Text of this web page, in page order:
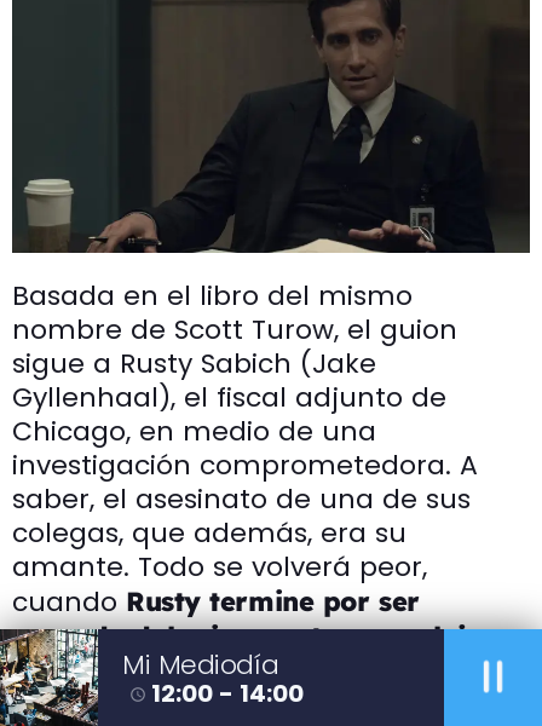
Basada en el libro del mismo
nombre de Scott Turow, el guion
sigue a Rusty Sabich (Jake
Gyllenhaal), el fiscal adjunto de
Chicago, en medio de una
investigación comprometedora. A
saber, el asesinato de una de sus
colegas, que además, era su
amante. Todo se volverá peor,
cuando Rusty termine por ser
acusado del crimen y tenga, reloj en
contra, que demostrar su inocencia.
Mi Mediodía
access_time 12:00 - 14:00 pause